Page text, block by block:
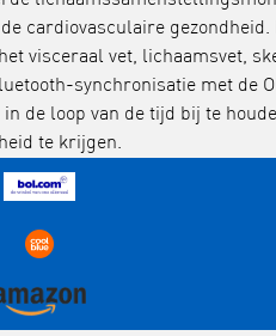
cardiovasculaire gezondheid.
visceraal vet, lichaamsvet,
synchronisatie met de
de loop van de tijd bij te
te krijgen.